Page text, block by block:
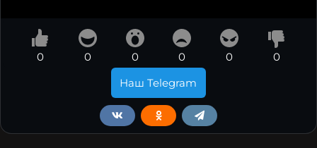
0 0 0 0 0
0
Наш Telegram